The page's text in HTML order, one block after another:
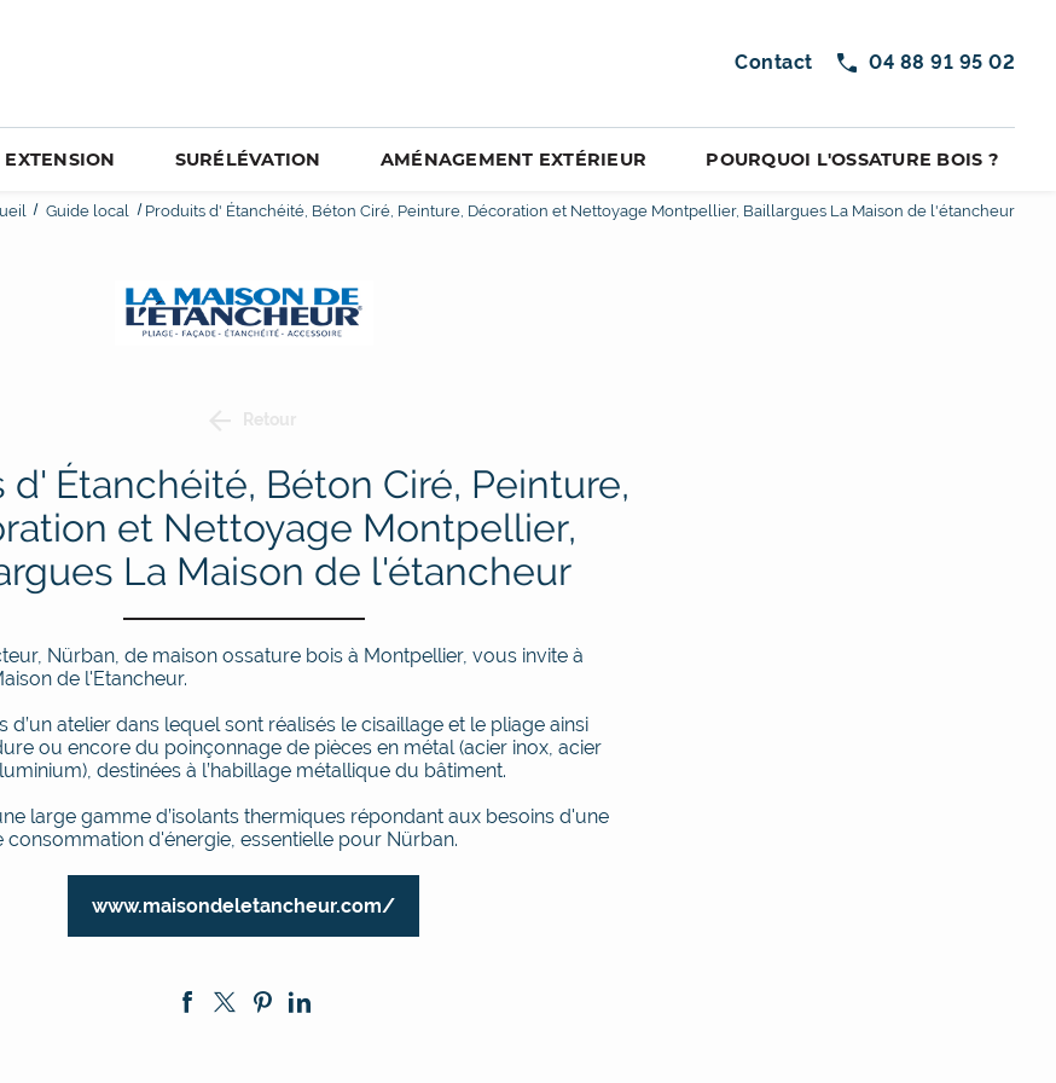
Contact 04 88 91 95 02
EXTENSION SURÉLÉVATION AMÉNAGEMENT EXTÉRIEUR POURQUOI L'OSSATURE BOIS ?
Guide local Produits d' Étanchéité, Béton Ciré, Peinture, Décoration et Nettoyage Montpellier, Baillargues La Maison de l'étancheur
d' Étanchéité, Béton Ciré, Peinture,
et Nettoyage Montpellier,
La Maison de l'étancheur
Nürban, de maison ossature bois à Montpellier, vous invite à
de l'Etancheur.
d’un atelier dans lequel sont réalisés le cisaillage et le pliage ainsi
ou encore du poinçonnage de pièces en métal (acier inox, acier
destinées à l’habillage métallique du bâtiment.
large gamme d’isolants thermiques répondant aux besoins d'une
consommation d'énergie, essentielle pour Nürban.
www.maisondeletancheur.com/